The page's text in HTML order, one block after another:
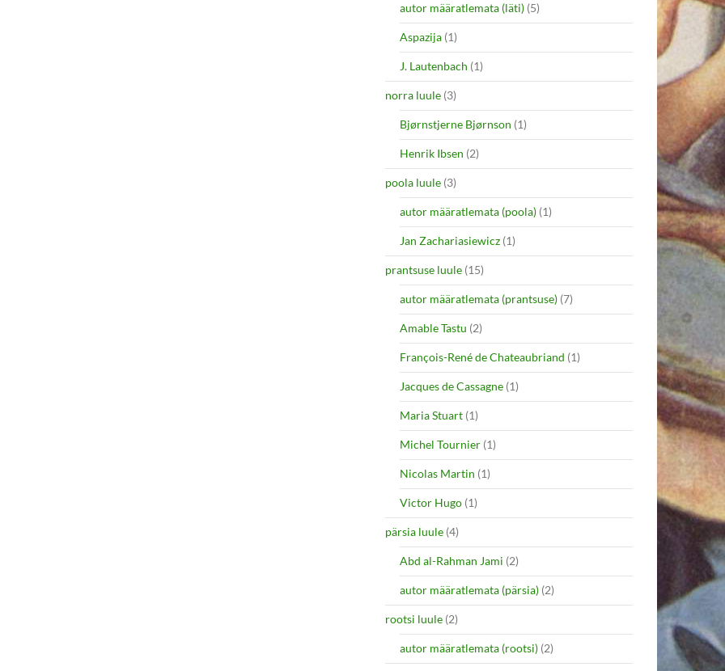
autor määratlemata (läti) (5)
Aspazija (1)
J. Lautenbach (1)
norra luule (3)
Bjørnstjerne Bjørnson (1)
Henrik Ibsen (2)
poola luule (3)
autor määratlemata (poola) (1)
Jan Zachariasiewicz (1)
prantsuse luule (15)
autor määratlemata (prantsuse) (7)
Amable Tastu (2)
François-René de Chateaubriand (1)
Jacques de Cassagne (1)
Maria Stuart (1)
Michel Tournier (1)
Nicolas Martin (1)
Victor Hugo (1)
pärsia luule (4)
Abd al-Rahman Jami (2)
autor määratlemata (pärsia) (2)
rootsi luule (2)
autor määratlemata (rootsi) (2)